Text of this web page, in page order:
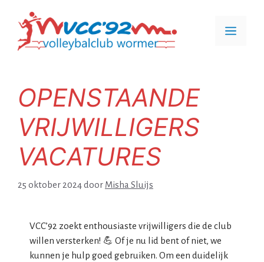
inhoud
OPENSTAANDE
VRIJWILLIGERS
VACATURES
25 oktober 2024door Misha Sluijs
VCC’92 zoekt enthousiaste vrijwilligers die de club
willen versterken! 💪 Of je nu lid bent of niet, we
kunnen je hulp goed gebruiken. Om een duidelijk